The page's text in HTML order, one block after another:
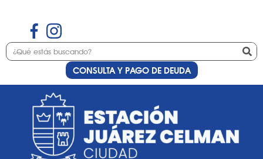
CONSULTA Y PAGO DE DEUDA